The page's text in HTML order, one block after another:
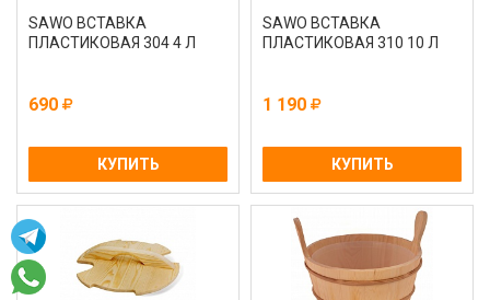
SAWO ВСТАВКА
ПЛАСТИКОВАЯ 304 4 Л
690
КУПИТЬ
SAWO ВСТАВКА
ПЛАСТИКОВАЯ 310 10 Л
1 190
КУПИТЬ